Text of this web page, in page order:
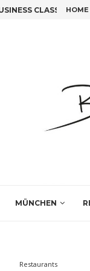
CLASS HOME
MÜNCHEN
Restaurants